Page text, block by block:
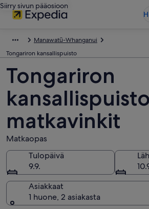
Siirry sivun pääosioon
Manawatū-Whanganui
Tongariron kansallispuisto
Tongariron
kansallispuisto
matkavinkit
Matkaopas
Tulopäivä
9.9.
Asiakkaat
1 huone, 2 asiakasta